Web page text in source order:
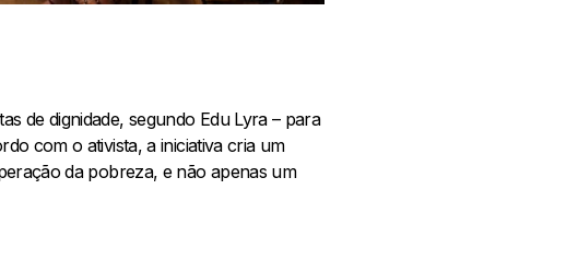
de dignidade, segundo Edu Lyra – para
com o ativista, a iniciativa cria um
da pobreza, e não apenas um